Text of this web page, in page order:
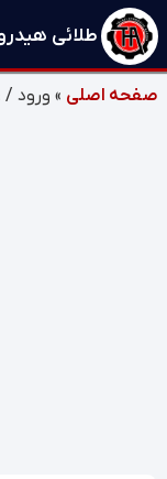
طلائی
صفحه اصلی » ورود